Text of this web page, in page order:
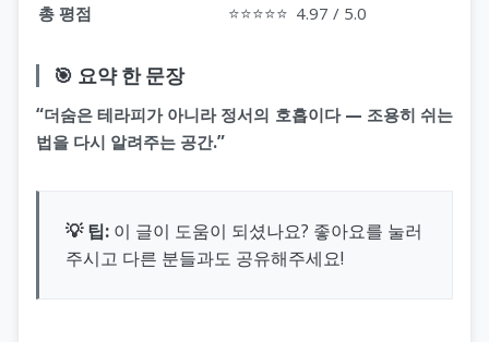
총 평점
⭐⭐⭐⭐⭐ 4.97 / 5.0
🎯 요약 한 문장
“더숨은 테라피가 아니라 정서의 호흡이다 — 조용히 쉬는
법을 다시 알려주는 공간.”
💡 팁: 이 글이 도움이 되셨나요? 좋아요를 눌러
주시고 다른 분들과도 공유해주세요!